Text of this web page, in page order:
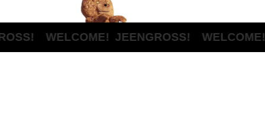
WELCOME!JEENGROSS! WELCOME!